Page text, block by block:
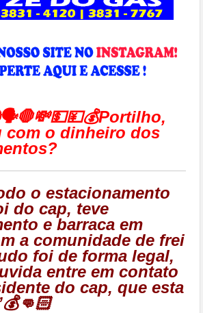
com o dinheiro dos
o estacionamento
do cap, teve
e barraca em
a comunidade de frei
foi de forma legal,
entre em contato
do cap, que esta